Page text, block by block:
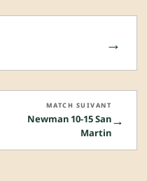
→
→
MATCH SUIVANT
Newman 10-15 San
Martin